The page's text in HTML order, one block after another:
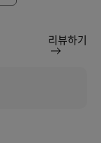
리뷰하기